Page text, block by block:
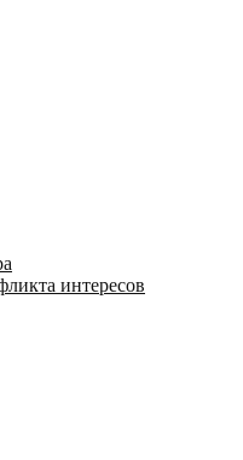
интересов